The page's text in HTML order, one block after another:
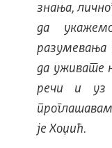
знања,
да
разумевања
да уживате
речи и уз
је Хоџић.